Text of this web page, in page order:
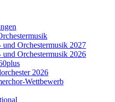
und Orchestermusik 2027
und Orchestermusik 2026
2026
Wettbewerb